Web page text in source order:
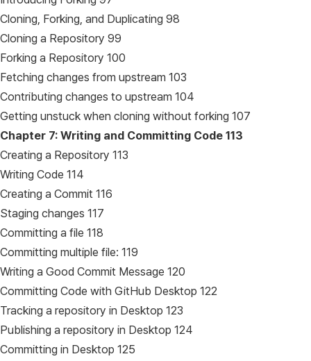
Cloning, Forking, and Duplicating 98
Cloning a Repository 99
Forking a Repository 100
Fetching changes from upstream 103
Contributing changes to upstream 104
Getting unstuck when cloning without forking 107
Chapter 7: Writing and Committing Code 113
Creating a Repository 113
Writing Code 114
Creating a Commit 116
Staging changes 117
Committing a file 118
Committing multiple file: 119
Writing a Good Commit Message 120
Committing Code with GitHub Desktop 122
Tracking a repository in Desktop 123
Publishing a repository in Desktop 124
Committing in Desktop 125